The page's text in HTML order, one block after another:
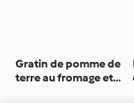
Gratin de pomme de
terre au fromage et